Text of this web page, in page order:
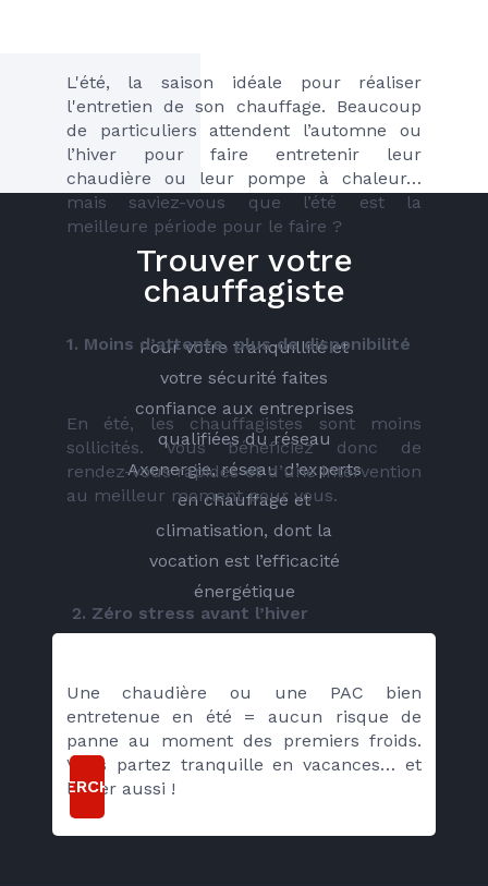
L'été, la saison idéale pour réaliser
l'entretien de son chauffage. Beaucoup
de particuliers attendent l’automne ou
l’hiver pour faire entretenir leur
chaudière ou leur pompe à chaleur…
mais saviez-vous que l’été est la
meilleure période pour le faire ?
1. Moins d’attente, plus de disponibilité
En été, les chauffagistes sont moins
sollicités. Vous bénéficiez donc de
rendez-vous rapides et d’une intervention
au meilleur moment pour vous.
2. Zéro stress avant l’hiver
Une chaudière ou une PAC bien
entretenue en été = aucun risque de
panne au moment des premiers froids.
Vous partez tranquille en vacances… et
l’hiver aussi !
Trouver votre
chauffagiste
Pour votre tranquillité et
votre sécurité faites
confiance aux entreprises
qualifiées du réseau
Axenergie, réseau d’experts
en chauffage et
climatisation, dont la
vocation est l’efficacité
énergétique
RECHERCHER